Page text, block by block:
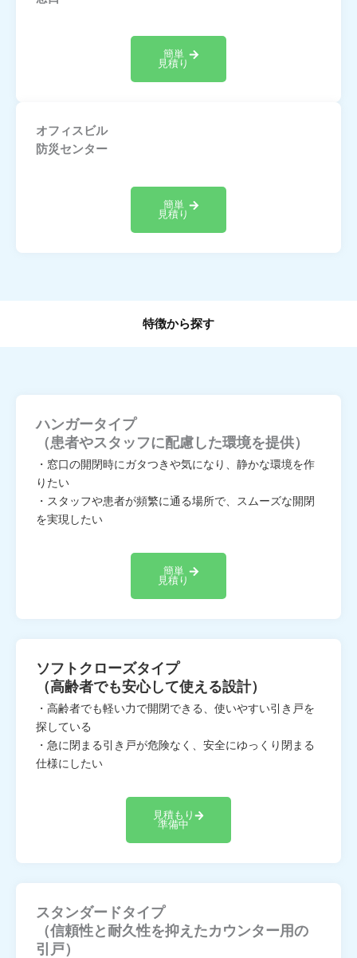
簡単
見積り
オフィスビル
防災センター
簡単
見積り
特徴から探す
ハンガータイプ
（患者やスタッフに配慮した環境を提供）
・窓口の開閉時にガタつきや気になり、静かな環境を作
りたい
・スタッフや患者が頻繁に通る場所で、スムーズな開閉
を実現したい
簡単
見積り
ソフトクローズタイプ
（高齢者でも安心して使える設計）
・高齢者でも軽い力で開閉できる、使いやすい引き戸を
探している
・急に閉まる引き戸が危険なく、安全にゆっくり閉まる
仕様にしたい
見積もり
準備中
スタンダードタイプ
（信頼性と耐久性を抑えたカウンター用の
引戸）